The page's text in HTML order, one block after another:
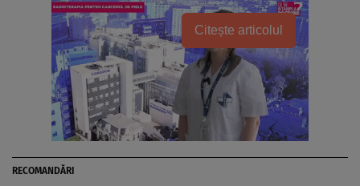
Citește articolul
RECOMANDĂRI